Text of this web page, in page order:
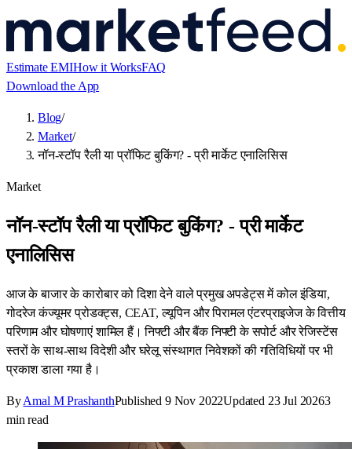
Estimate EMIHow it WorksFAQ
Download the App
Blog/
Market/
नॉन-स्टॉप रैली या प्रॉफिट बुकिंग? - प्री मार्केट एनालिसिस
Market
नॉन-स्टॉप रैली या प्रॉफिट बुकिंग? - प्री मार्केट
एनालिसिस
आज के बाजार के कारोबार को दिशा देने वाले प्रमुख अपडेट्स में कोल इंडिया,
गोदरेज कंज्यूमर प्रोडक्ट्स, CEAT, ल्यूपिन और पिरामल एंटरप्राइजेज के वित्तीय
परिणाम और घोषणाएं शामिल हैं। निफ्टी और बैंक निफ्टी के सपोर्ट और रेजिस्टेंस
स्तरों के साथ-साथ विदेशी और घरेलू संस्थागत निवेशकों की गतिविधियों पर भी
प्रकाश डाला गया है।
ByAmal M PrashanthPublished 9 Nov 2022Updated 23 Jul 20263
min read